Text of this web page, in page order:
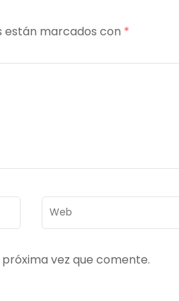
están marcados con *
Web
vez que comente.